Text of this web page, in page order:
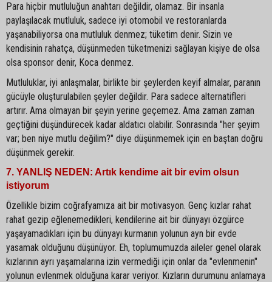
Para hiçbir mutluluğun anahtarı değildir, olamaz. Bir insanla
paylaşılacak mutluluk, sadece iyi otomobil ve restoranlarda
yaşanabiliyorsa ona mutluluk denmez; tüketim denir. Sizin ve
kendisinin rahatça, düşünmeden tüketmenizi sağlayan kişiye de olsa
olsa sponsor denir, Koca denmez.
Mutluluklar, iyi anlaşmalar, birlikte bir şeylerden keyif almalar, paranın
gücüyle oluşturulabilen şeyler değildir. Para sadece alternatifleri
artırır. Ama olmayan bir şeyin yerine geçemez. Ama zaman zaman
geçtiğini düşündürecek kadar aldatıcı olabilir. Sonrasında "her şeyim
var; ben niye mutlu değilim?" diye düşünmemek için en baştan doğru
düşünmek gerekir.
7. YANLIŞ NEDEN: Artık kendime ait bir evim olsun
istiyorum
Özellikle bizim coğrafyamıza ait bir motivasyon. Genç kızlar rahat
rahat gezip eğlenemedikleri, kendilerine ait bir dünyayı özgürce
yaşayamadıkları için bu dünyayı kurmanın yolunun ayn bir evde
yasamak olduğunu düşünüyor. Eh, toplumumuzda aileler genel olarak
kızlarının ayrı yaşamalarına izin vermediği için onlar da "evlenmenin"
yolunun evlenmek olduğuna karar veriyor. Kızların durumunu anlamaya